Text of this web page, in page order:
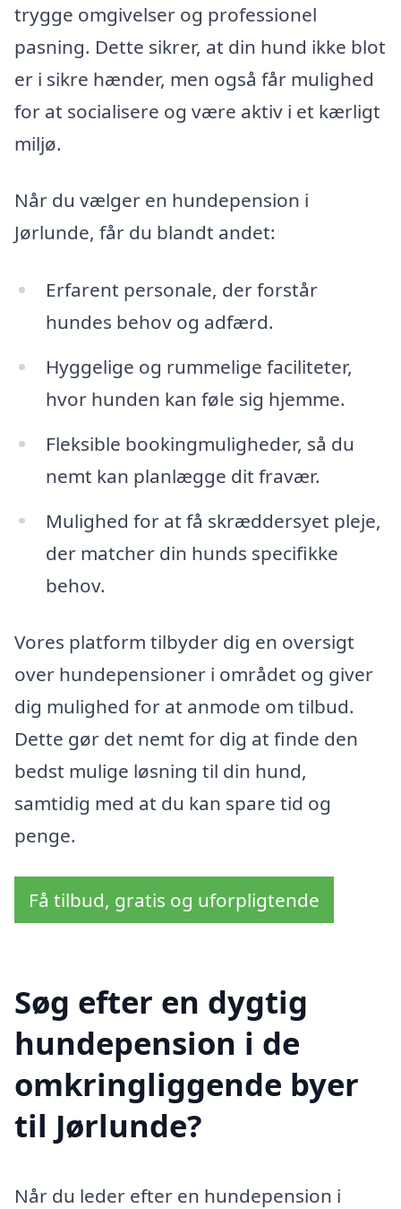
trygge omgivelser og professionel
pasning. Dette sikrer, at din hund ikke blot
er i sikre hænder, men også får mulighed
for at socialisere og være aktiv i et kærligt
miljø.
Når du vælger en hundepension i
Jørlunde, får du blandt andet:
Erfarent personale, der forstår
hundes behov og adfærd.
Hyggelige og rummelige faciliteter,
hvor hunden kan føle sig hjemme.
Fleksible bookingmuligheder, så du
nemt kan planlægge dit fravær.
Mulighed for at få skræddersyet pleje,
der matcher din hunds specifikke
behov.
Vores platform tilbyder dig en oversigt
over hundepensioner i området og giver
dig mulighed for at anmode om tilbud.
Dette gør det nemt for dig at finde den
bedst mulige løsning til din hund,
samtidig med at du kan spare tid og
penge.
Få tilbud, gratis og uforpligtende
Søg efter en dygtig
hundepension i de
omkringliggende byer
til Jørlunde?
Når du leder efter en hundepension i